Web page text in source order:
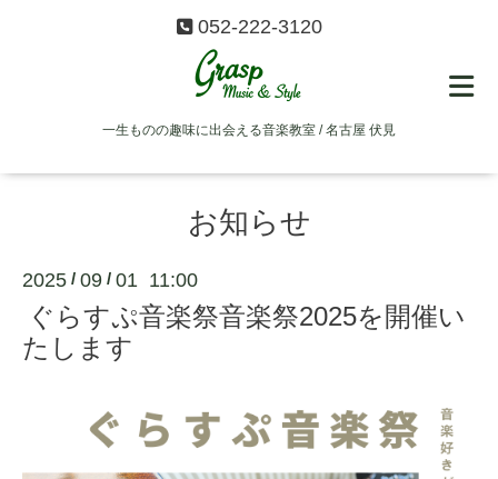
052-222-3120
一生ものの趣味に出会える音楽教室 / 名古屋 伏見
お知らせ
2025 / 09 / 01 11:00
ぐらすぷ音楽祭音楽祭2025を開催い
たします